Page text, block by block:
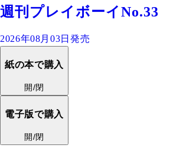
週刊プレイボーイNo.33
2026年08月03日発売
紙の本で購入
開/閉
電子版で購入
開/閉